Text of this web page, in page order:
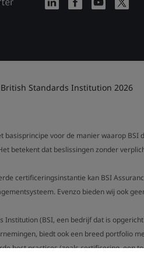
Standards Institution 2026
basisprincipe voor de manier waarop
betekent dat beslissingen zonder
certificeringsinstantie kan BSI
Evenzo bieden wij ook
Institution (BSI, een bedrijf dat is
biedt ook een breed portfolio
best practices (zoals certificering, een